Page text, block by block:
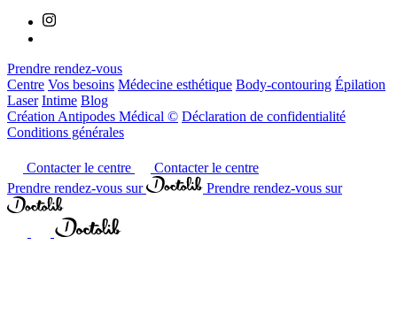
Prendre rendez-vous
Centre Vos besoins Médecine esthétique Body-contouring Épilation
Laser Intime Blog
Création Antipodes Médical © Déclaration de confidentialité
Conditions générales
Contacter le centre
Contacter le centre
Prendre rendez-vous sur
Prendre rendez-vous sur